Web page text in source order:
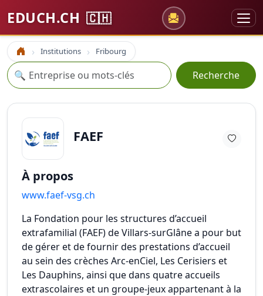
EDUCH.CH 🇨🇭
Accueil Institutions Fribourg
Recherche
🔍 Recherche
FAEF
À propos
www.faef-vsg.ch
La Fondation pour les structures d’accueil
extrafamilial (FAEF) de Villars-surGlâne a pour but
de gérer et de fournir des prestations d’accueil
au sein des crèches Arc-enCiel, Les Cerisiers et
Les Dauphins, ainsi que dans quatre accueils
extrascolaires et un groupe-jeux appartenant à la